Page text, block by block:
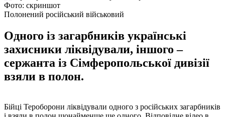
Фото: скриншот
Полонений російський військовий
Одного із загарбників українські
захисники ліквідували, іншого –
сержанта із Сімферопольської дивізії
взяли в полон.
Бійці Тероборони ліквідували одного з російських загарбників